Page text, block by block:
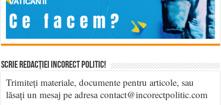
Scrie Redacției Incorect Politic!
Trimiteți materiale, documente pentru articole, sau
lăsați un mesaj pe adresa contact@incorectpolitic.com